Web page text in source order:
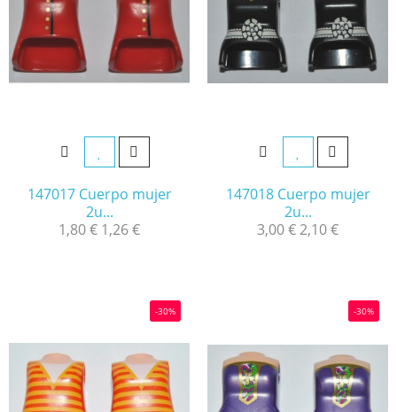
147017 Cuerpo mujer
2u...
1,80 € 1,26 €
147018 Cuerpo mujer
2u...
3,00 €2,10 €
-30% -30%